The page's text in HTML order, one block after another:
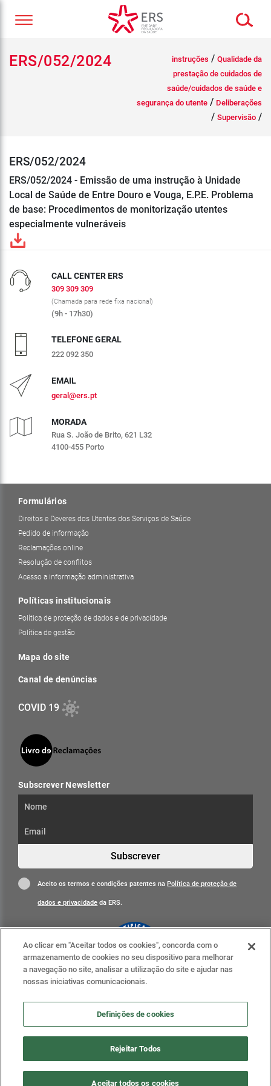
ERS/052/2024 instruções / Qualidade da
prestação de cuidados de
saúde/cuidados de saúde e
segurança do utente / Deliberações
/ Supervisão /
ERS/052/2024
ERS/052/2024 - Emissão de uma instrução à Unidade
Local de Saúde de Entre Douro e Vouga, E.P.E. Problema
de base: Procedimentos de monitorização utentes
especialmente vulneráveis
CALL CENTER ERS
309 309 309
(Chamada para rede fixa nacional)
(9h - 17h30)
TELEFONE GERAL
222 092 350
EMAIL
geral@ers.pt
MORADA
Rua S. João de Brito, 621 L32
4100-455 Porto
Formulários
Direitos e Deveres dos Utentes dos Serviços de Saúde
Pedido de informação
Reclamações online
Resolução de conflitos
Acesso a informação administrativa
Políticas institucionais
Política de proteção de dados e de privacidade
Política de gestão
Mapa do site
Canal de denúncias
COVID 19
Subscrever Newsletter
Subscrever
Aceito os termos e condições patentes naPolítica de proteção de
dados e privacidade da ERS.
Clique para mais informações
ERS nas redes sociais
2020 . ERS - Entidade Reguladora da Saúde, todos os
Ao clicar em "Aceitar todos os cookies", concorda com o
armazenamento de cookies no seu dispositivo para melhorar
a navegação no site, analisar a utilização do site e ajudar nas
nossas iniciativas comunicacionais.
Definições de cookies
Rejeitar Todos
Aceitar todos os cookies